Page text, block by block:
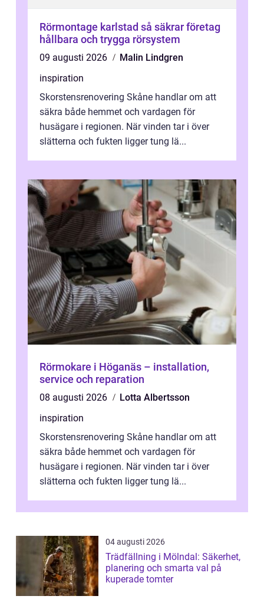
Rörmontage karlstad så säkrar företag
hållbara och trygga rörsystem
09 augusti 2026
Malin Lindgren
inspiration
Skorstensrenovering Skåne handlar om att
säkra både hemmet och vardagen för
husägare i regionen. När vinden tar i över
slätterna och fukten ligger tung lä...
Rörmokare i Höganäs – installation,
service och reparation
08 augusti 2026
Lotta Albertsson
inspiration
Skorstensrenovering Skåne handlar om att
säkra både hemmet och vardagen för
husägare i regionen. När vinden tar i över
slätterna och fukten ligger tung lä...
04 augusti 2026
Trädfällning i Mölndal: Säkerhet,
planering och smarta val på
kuperade tomter